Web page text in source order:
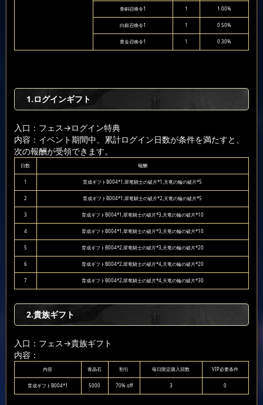
青銅召喚令1 1 1.00%
白銀召喚令1 1 0.50%
黄金召喚令1 1 0.30%
1.ログインギフト
入口：フェス→ログイン特典
内容：イベント期間中、累計ログイン日数が条件を満たすと、
次の報酬が受領できます。
日数 報酬
1 育成ギフトB004*1,翠竜騎士の破片*1,天竜の輪の破片*5
2 育成ギフトB004*1,翠竜騎士の破片*2,天竜の輪の破片*5
3 育成ギフトB004*1,翠竜騎士の破片*3,天竜の輪の破片*10
4 育成ギフトB004*1,翠竜騎士の破片*3,天竜の輪の破片*10
5 育成ギフトB004*2,翠竜騎士の破片*3,天竜の輪の破片*20
6 育成ギフトB004*2,翠竜騎士の破片*4,天竜の輪の破片*20
7 育成ギフトB004*2,翠竜騎士の破片*4,天竜の輪の破片*30
2.貴族ギフト
入口：フェス→貴族ギフト
内容：
内容 青晶石 割引 毎日限定購入回数 VIP必要条件
育成ギフトB004*1 5000 70% off 3 0